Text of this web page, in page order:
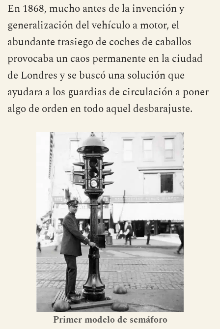
En 1868, mucho antes de la invención y
generalización del vehículo a motor, el
abundante trasiego de coches de caballos
provocaba un caos permanente en la ciudad
de Londres y se buscó una solución que
ayudara a los guardias de circulación a poner
algo de orden en todo aquel desbarajuste.
Primer modelo de semáforo